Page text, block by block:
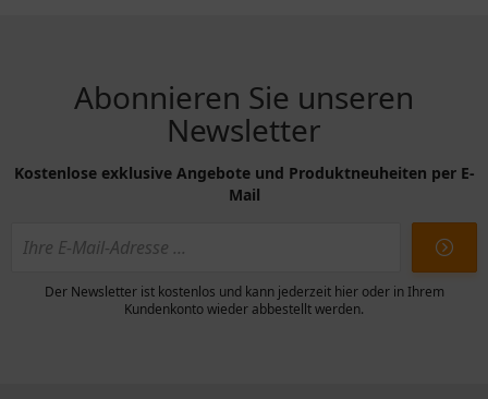
Abonnieren Sie unseren
Newsletter
Kostenlose exklusive Angebote und Produktneuheiten per E-
Mail
Der Newsletter ist kostenlos und kann jederzeit hier oder in Ihrem
Kundenkonto wieder abbestellt werden.